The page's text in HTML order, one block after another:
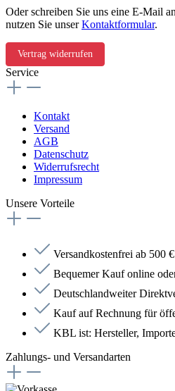
Oder schreiben Sie uns eine E-Mail an
nutzen Sie unserKontaktformular.
Vertrag widerrufen
Service
Kontakt
Versand
AGB
Datenschutz
Widerrufsrecht
Impressum
Unsere Vorteile
Versandkostenfrei ab 500
Bequemer Kauf online
Deutschlandweiter
Kauf auf Rechnung für
KBL ist: Hersteller,
Zahlungs- und Versandarten